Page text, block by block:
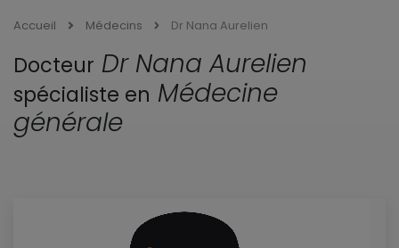
Accueil Médecins Dr Nana Aurelien
Docteur Dr Nana Aurelien
spécialiste en Médecine
générale